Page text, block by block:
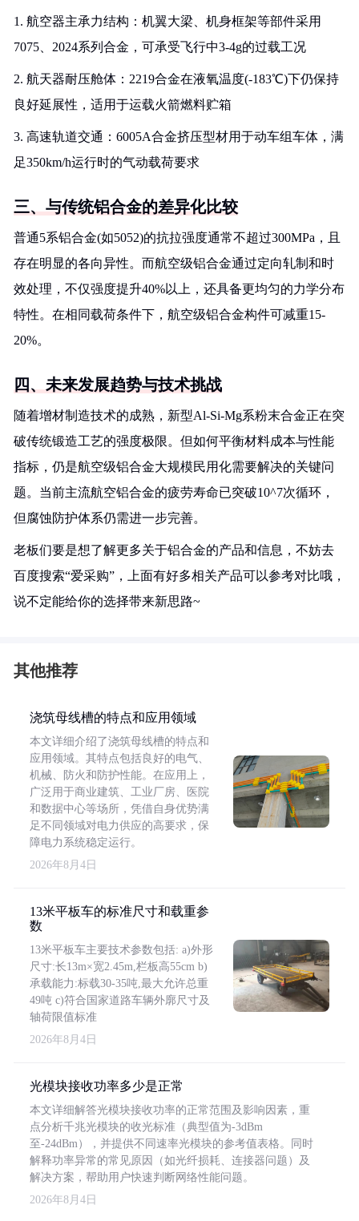
1. 航空器主承力结构：机翼大梁、机身框架等部件采用
7075、2024系列合金，可承受飞行中3-4g的过载工况
2. 航天器耐压舱体：2219合金在液氧温度(-183℃)下仍保持
良好延展性，适用于运载火箭燃料贮箱
3. 高速轨道交通：6005A合金挤压型材用于动车组车体，满
足350km/h运行时的气动载荷要求
三、与传统铝合金的差异化比较
普通5系铝合金(如5052)的抗拉强度通常不超过300MPa，且
存在明显的各向异性。而航空级铝合金通过定向轧制和时
效处理，不仅强度提升40%以上，还具备更均匀的力学分布
特性。在相同载荷条件下，航空级铝合金构件可减重15-
20%。
四、未来发展趋势与技术挑战
随着增材制造技术的成熟，新型Al-Si-Mg系粉末合金正在突
破传统锻造工艺的强度极限。但如何平衡材料成本与性能
指标，仍是航空级铝合金大规模民用化需要解决的关键问
题。当前主流航空铝合金的疲劳寿命已突破10^7次循环，
但腐蚀防护体系仍需进一步完善。
老板们要是想了解更多关于铝合金的产品和信息，不妨去
百度搜索“爱采购”，上面有好多相关产品可以参考对比哦，
说不定能给你的选择带来新思路~
其他推荐
浇筑母线槽的特点和应用领域
本文详细介绍了浇筑母线槽的特点和
应用领域。其特点包括良好的电气、
机械、防火和防护性能。在应用上，
广泛用于商业建筑、工业厂房、医院
和数据中心等场所，凭借自身优势满
足不同领域对电力供应的高要求，保
障电力系统稳定运行。
2026年8月4日
13米平板车的标准尺寸和载重参
数
13米平板车主要技术参数包括: a)外形
尺寸:长13m×宽2.45m,栏板高55cm b)
承载能力:标载30-35吨,最大允许总重
49吨 c)符合国家道路车辆外廓尺寸及
轴荷限值标准
2026年8月4日
光模块接收功率多少是正常
本文详细解答光模块接收功率的正常范围及影响因素，重
点分析千兆光模块的收光标准（典型值为-3dBm
至-24dBm），并提供不同速率光模块的参考值表格。同时
解释功率异常的常见原因（如光纤损耗、连接器问题）及
解决方案，帮助用户快速判断网络性能问题。
2026年8月4日